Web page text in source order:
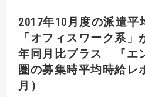
2017年10月度の派遣
「オフィスワーク系」
年同月比プラス 『エ
圏の募集時平均時給レ
月）